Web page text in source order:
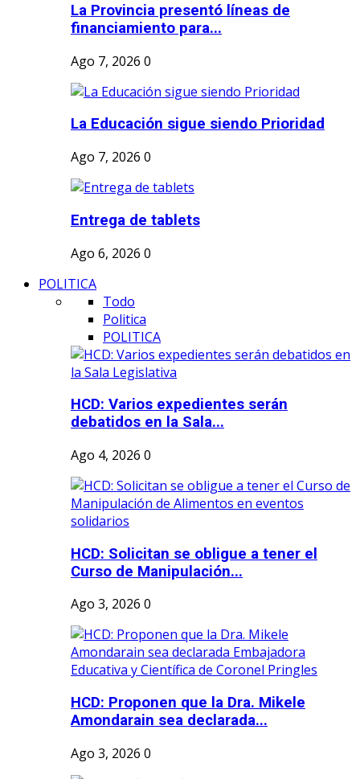
La Provincia presentó líneas de
financiamiento para...
Ago 7, 2026 0
La Educación sigue siendo Prioridad
Ago 7, 2026 0
Entrega de tablets
Ago 6, 2026 0
POLITICA
Todo
Politica
POLITICA
HCD: Varios expedientes serán
debatidos en la Sala...
Ago 4, 2026 0
HCD: Solicitan se obligue a tener el
Curso de Manipulación...
Ago 3, 2026 0
HCD: Proponen que la Dra. Mikele
Amondarain sea declarada...
Ago 3, 2026 0